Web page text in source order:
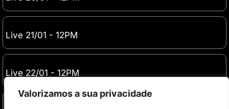
Valorizamos a sua privacidade
Live 21/01 - 12PM
Live 22/01 - 12PM